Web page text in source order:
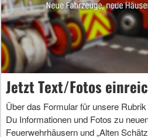
Jetzt Text/Fotos
Über das Formular für unsere
Du Informationen und Fotos zu
Feuerwehrhäusern und „Alten